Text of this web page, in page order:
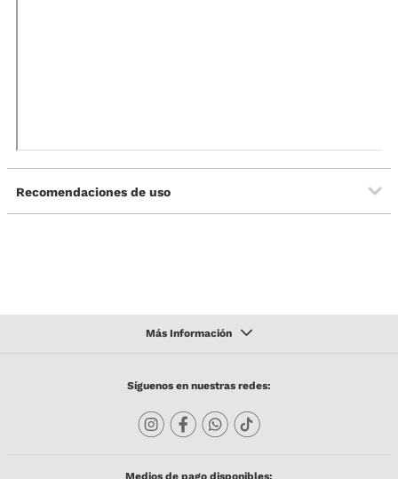
Recomendaciones de uso
Síguenos en nuestras redes:
Medios de pago disponibles: